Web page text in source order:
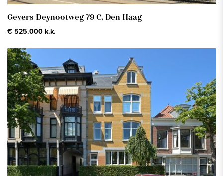
Gevers Deynootweg 79 C, Den Haag
€ 525.000 k.k.